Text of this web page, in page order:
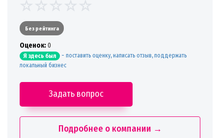
Без рейтинга
Oценок:0
Я здесь был - поставить оценку, написать отзыв, поддержать
локальный бизнес
Задать вопрос
Подробнее о компании →